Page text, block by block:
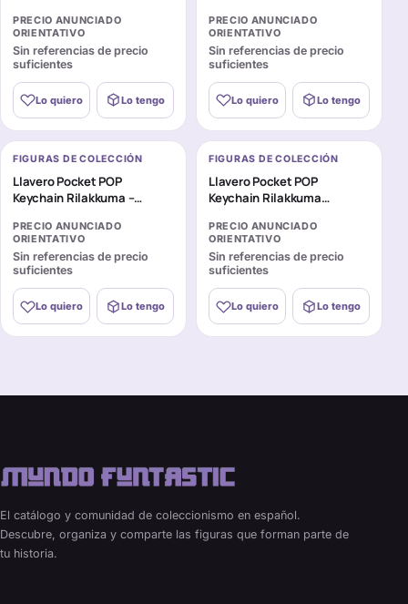
PRECIO ANUNCIADO
ORIENTATIVO
Sin referencias de precio
suficientes
Lo quiero Lo tengo
PRECIO ANUNCIADO
ORIENTATIVO
Sin referencias de precio
suficientes
Lo quiero Lo tengo
FIGURAS DE COLECCIÓN
Llavero Pocket POP
Keychain Rilakkuma –
PRECIO ANUNCIADO
ORIENTATIVO
Sin referencias de precio
suficientes
Lo quiero Lo tengo
FIGURAS DE COLECCIÓN
Llavero Pocket POP
Keychain Rilakkuma
PRECIO ANUNCIADO
ORIENTATIVO
Sin referencias de precio
suficientes
Lo quiero Lo tengo
El catálogo y comunidad de coleccionismo en español.
Descubre, organiza y comparte las figuras que forman parte de
tu historia.